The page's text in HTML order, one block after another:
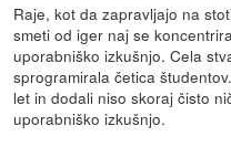
Raje, kot da zapravljajo na
smeti od iger naj se
uporabniško izkušnjo. Cela
sprogramirala četica
let in dodali niso skoraj čisto
uporabniško izkušnjo.